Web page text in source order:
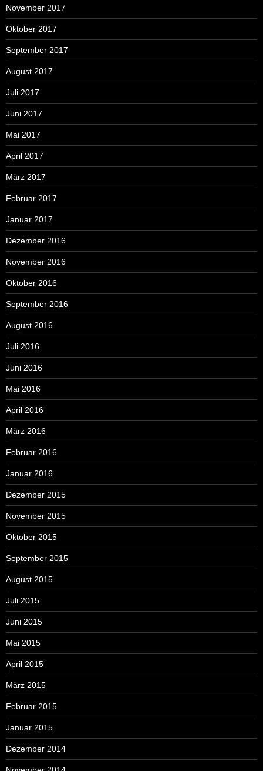
November 2017
Oktober 2017
September 2017
August 2017
Juli 2017
Juni 2017
Mai 2017
April 2017
März 2017
Februar 2017
Januar 2017
Dezember 2016
November 2016
Oktober 2016
September 2016
August 2016
Juli 2016
Juni 2016
Mai 2016
April 2016
März 2016
Februar 2016
Januar 2016
Dezember 2015
November 2015
Oktober 2015
September 2015
August 2015
Juli 2015
Juni 2015
Mai 2015
April 2015
März 2015
Februar 2015
Januar 2015
Dezember 2014